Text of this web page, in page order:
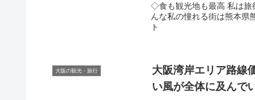
◇食も観光地も最高 私は旅
んな私の憧れる街は熊本県
ト
大阪の観光・旅行 大阪湾岸エリア路線
い風が全体に及んで